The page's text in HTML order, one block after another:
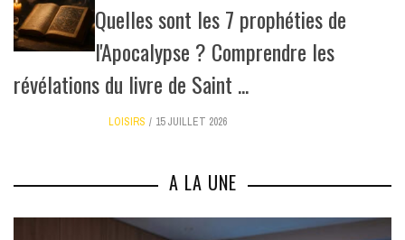
Quelles sont les 7 prophéties de
l'Apocalypse ? Comprendre les
révélations du livre de Saint ...
LOISIRS 15 JUILLET 2026
A LA UNE